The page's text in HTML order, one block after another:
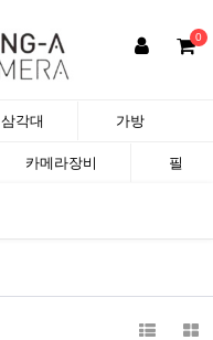
0
삼각대 가방
카메라장비
필